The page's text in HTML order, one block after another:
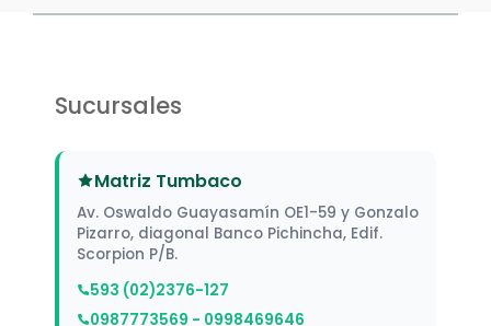
Sucursales
Matriz Tumbaco
Av. Oswaldo Guayasamín OE1-59 y Gonzalo
Pizarro, diagonal Banco Pichincha, Edif.
Scorpion P/B.
593 (02)2376-127
0987773569 - 0998469646